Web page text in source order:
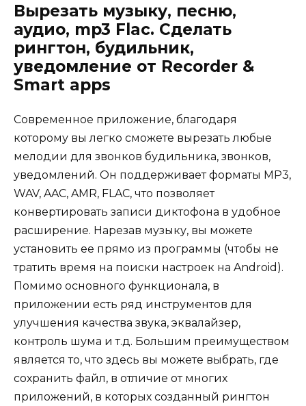
Вырезать музыку, песню,
аудио, mp3 Flac. Сделать
рингтон, будильник,
уведомление от Recorder &
Smart apps
Современное приложение, благодаря
которому вы легко сможете вырезать любые
мелодии для звонков будильника, звонков,
уведомлений. Он поддерживает форматы MP3,
WAV, AAC, AMR, FLAC, что позволяет
конвертировать записи диктофона в удобное
расширение. Нарезав музыку, вы можете
установить ее прямо из программы (чтобы не
тратить время на поиски настроек на Android).
Помимо основного функционала, в
приложении есть ряд инструментов для
улучшения качества звука, эквалайзер,
контроль шума и т.д. Большим преимуществом
является то, что здесь вы можете выбрать, где
сохранить файл, в отличие от многих
приложений, в которых созданный рингтон